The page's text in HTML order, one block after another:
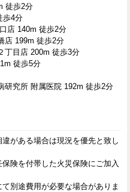
徒歩2分
歩4分
店 140m 徒歩2分
店 199m 徒歩2分
丁目店 200m 徒歩3分
徒歩5分
研究所 附属医院 192m 徒歩2分
がある場合は現況を優先と致し
険を付帯した火災保険にご加入
別途費用が必要な場合がありま